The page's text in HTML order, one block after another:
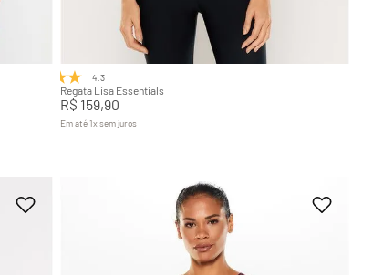
Adicionar na sacola
4.3
Regata Lisa Essentials
R$ 159,90
Em até 1xsem juros